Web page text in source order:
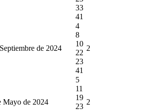
33
41
de 2024
4
8
10
22
23
41
2
Mayo de 2024
5
11
19
23
2